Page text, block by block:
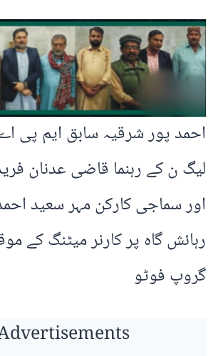
احمد پور شرقیہ سابق ایم پی
لیگ ن کے رہنما قاضی عدنان
اور سماجی کارکن مہر سعید
رہائش گاہ پر کارنر میٹنگ کے
گروپ فوٹو